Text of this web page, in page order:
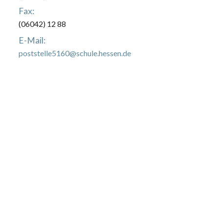
Fax:
(06042) 12 88
E-Mail:
poststelle5160@schule.hessen.de